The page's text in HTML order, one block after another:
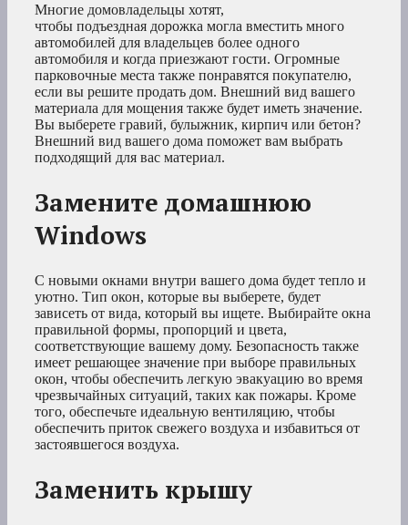
Многие домовладельцы хотят,
чтобы подъездная дорожка могла вместить много
автомобилей для владельцев более одного
автомобиля и когда приезжают гости. Огромные
парковочные места также понравятся покупателю,
если вы решите продать дом. Внешний вид вашего
материала для мощения также будет иметь значение.
Вы выберете гравий, булыжник, кирпич или бетон?
Внешний вид вашего дома поможет вам выбрать
подходящий для вас материал.
Замените домашнюю
Windows
С новыми окнами внутри вашего дома будет тепло и
уютно. Тип окон, которые вы выберете, будет
зависеть от вида, который вы ищете. Выбирайте окна
правильной формы, пропорций и цвета,
соответствующие вашему дому. Безопасность также
имеет решающее значение при выборе правильных
окон, чтобы обеспечить легкую эвакуацию во время
чрезвычайных ситуаций, таких как пожары. Кроме
того, обеспечьте идеальную вентиляцию, чтобы
обеспечить приток свежего воздуха и избавиться от
застоявшегося воздуха.
Заменить крышу